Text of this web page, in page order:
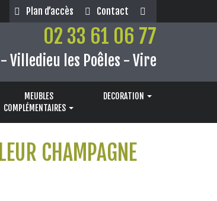
Plan d’accès Contact
02 33 61 06 77
Villedieu les Poêles - Vire
MEUBLES
COMPLÉMENTAIRES
DECORATION
CHAMPAGNE